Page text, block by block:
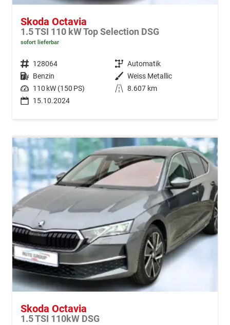
Skoda Octavia
1.5 TSI 110 kW Top Selection DSG
sofort lieferbar
Fahrzeugnr. 128064 Getriebe Automatik
Kraftstoff Benzin Außenfarbe Weiss Metallic
Leistung 110 kW (150 PS) Kilometerstand 8.607 km
15.10.2024
Skoda Octavia
1.5 TSI 110kW DSG